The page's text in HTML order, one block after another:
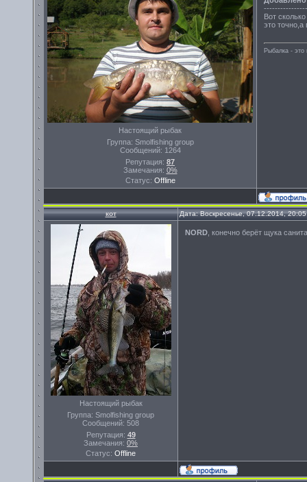
Настоящий рыбак
Группа: Smolfishing group
Сообщений: 1264
Репутация: 87
Замечания: 0%
Статус: Offline
Вот
это
Рыбалка -
кот Дата: Воскресенье, 07.12.2014,
Настоящий рыбак
Группа: Smolfishing group
Сообщений: 508
Репутация: 49
Замечания: 0%
Статус: Offline
NORD , конечно берёт щука